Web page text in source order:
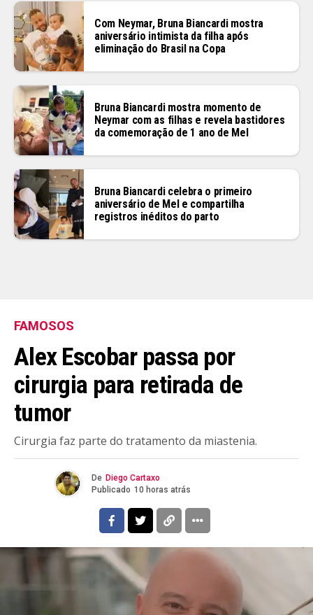
Com Neymar, Bruna Biancardi mostra
aniversário intimista da filha após
eliminação do Brasil na Copa
Bruna Biancardi mostra momento de
Neymar com as filhas e revela bastidores
da comemoração de 1 ano de Mel
Bruna Biancardi celebra o primeiro
aniversário de Mel e compartilha
registros inéditos do parto
FAMOSOS
Alex Escobar passa por
cirurgia para retirada de
tumor
Cirurgia faz parte do tratamento da miastenia.
De Diego Cartaxo
Publicado 10 horas atrás